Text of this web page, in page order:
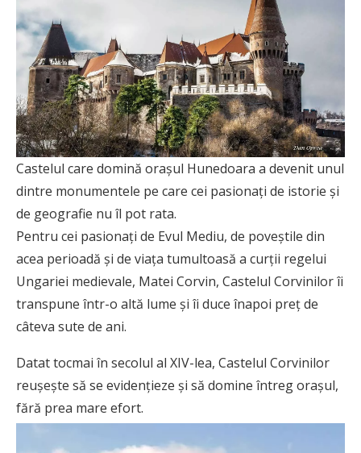
Castelul care domină orașul Hunedoara a devenit unul
dintre monumentele pe care cei pasionați de istorie și
de geografie nu îl pot rata.
Pentru cei pasionați de Evul Mediu, de poveștile din
acea perioadă și de viața tumultoasă a curții regelui
Ungariei medievale, Matei Corvin, Castelul Corvinilor îi
transpune într-o altă lume și îi duce înapoi preț de
câteva sute de ani.
Datat tocmai în secolul al XIV-lea, Castelul Corvinilor
reușește să se evidențieze și să domine întreg orașul,
fără prea mare efort.